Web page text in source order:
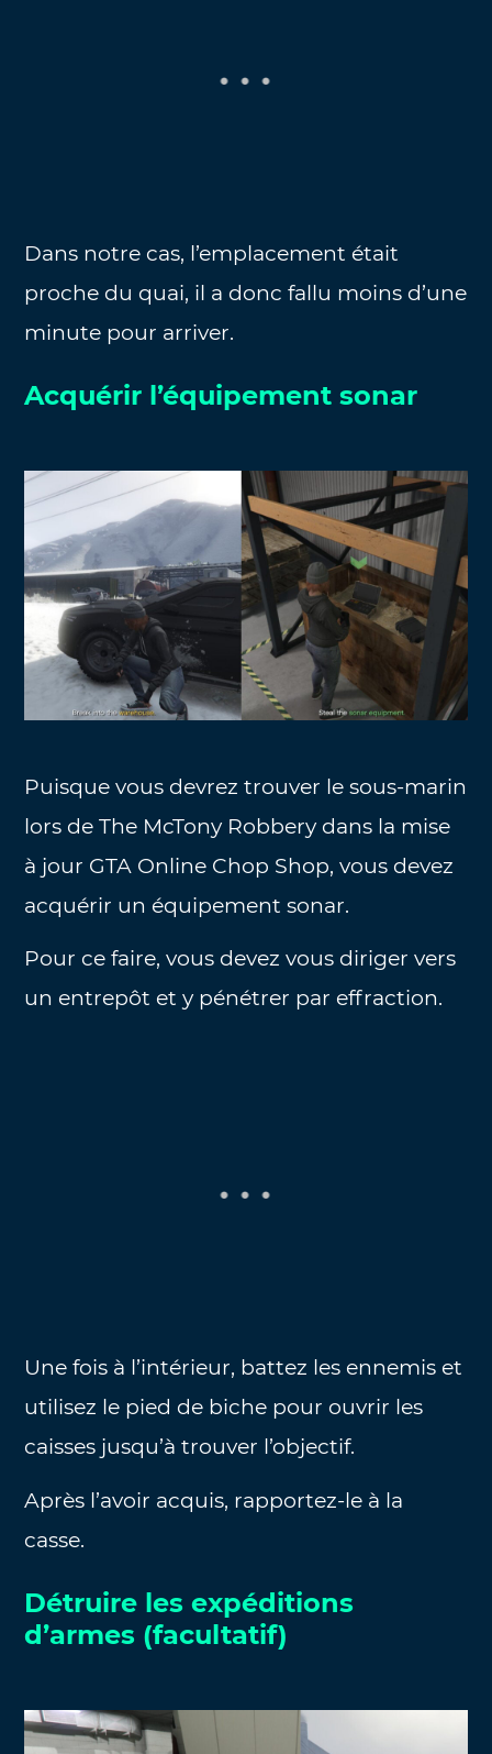
Dans notre cas, l’emplacement était
proche du quai, il a donc fallu moins d’une
minute pour arriver.
Acquérir l’équipement sonar
Puisque vous devrez trouver le sous-marin
lors de The McTony Robbery dans la mise
à jour GTA Online Chop Shop, vous devez
acquérir un équipement sonar.
Pour ce faire, vous devez vous diriger vers
un entrepôt et y pénétrer par effraction.
Une fois à l’intérieur, battez les ennemis et
utilisez le pied de biche pour ouvrir les
caisses jusqu’à trouver l’objectif.
Après l’avoir acquis, rapportez-le à la
casse.
Détruire les expéditions
d’armes (facultatif)